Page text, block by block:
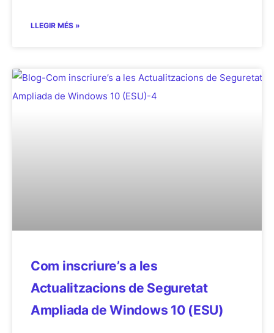
LLEGIR MÉS »
Com inscriure’s a les
Actualitzacions de Seguretat
Ampliada de Windows 10 (ESU)